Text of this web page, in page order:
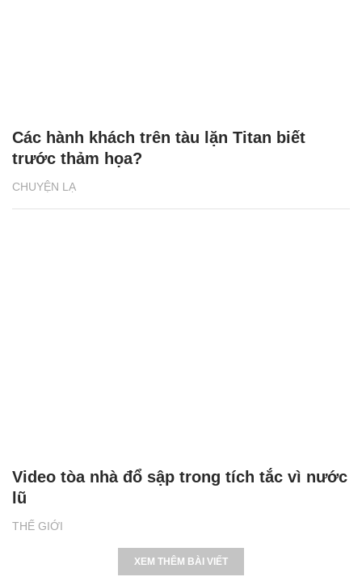
CHUYỆN LẠ
Các hành khách trên tàu lặn Titan biết
trước thảm họa?
THẾ GIỚI
Video tòa nhà đổ sập trong tích tắc vì nước
lũ
XEM THÊM BÀI VIẾT